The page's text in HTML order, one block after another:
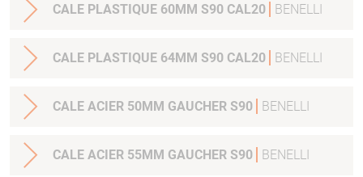
CALE PLASTIQUE 60MM S90 CAL20 BENELLI
CALE PLASTIQUE 64MM S90 CAL20 BENELLI
CALE ACIER 50MM GAUCHER S90 BENELLI
CALE ACIER 55MM GAUCHER S90 BENELLI